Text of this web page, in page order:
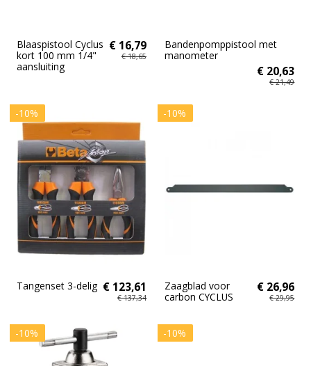
Blaaspistool Cyclus
kort 100 mm 1/4"
aansluiting
€ 16,79
€ 18,65
Bandenpomppistool met
manometer
€ 20,63
€ 21,49
-10%
Tangenset 3-delig € 123,61
€ 137,34
-10%
Zaagblad voor
carbon CYCLUS
€ 26,96
€ 29,95
-10% -10%